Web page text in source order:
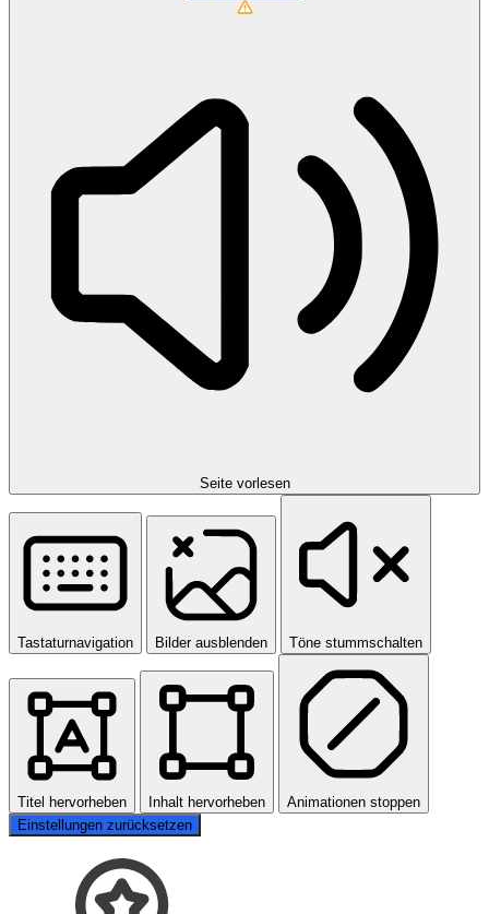
Seite vorlesen
Tastaturnavigation Bilder ausblenden Töne stummschalten
Titel hervorheben Inhalt hervorheben
Animationen stoppen
Einstellungen zurücksetzen